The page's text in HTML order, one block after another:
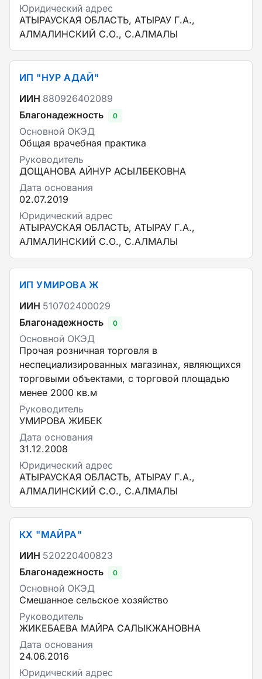
Юридический адрес
АТЫРАУСКАЯ ОБЛАСТЬ, АТЫРАУ Г.А.,
АЛМАЛИНСКИЙ С.О., С.АЛМАЛЫ
ИП "НУР АДАЙ"
ИИН 880926402089
Благонадежность
0
Основной ОКЭД
Общая врачебная практика
Руководитель
ДОЩАНОВА АЙНУР АСЫЛБЕКОВНА
Дата основания
02.07.2019
Юридический адрес
АТЫРАУСКАЯ ОБЛАСТЬ, АТЫРАУ Г.А.,
АЛМАЛИНСКИЙ С.О., С.АЛМАЛЫ
ИП УМИРОВА Ж
ИИН 510702400029
Благонадежность
0
Основной ОКЭД
Прочая розничная торговля в
неспециализированных магазинах, являющихся
торговыми объектами, с торговой площадью
менее 2000 кв.м
Руководитель
УМИРОВА ЖИБЕК
Дата основания
31.12.2008
Юридический адрес
АТЫРАУСКАЯ ОБЛАСТЬ, АТЫРАУ Г.А.,
АЛМАЛИНСКИЙ С.О., С.АЛМАЛЫ
КХ "МАЙРА"
ИИН 520220400823
Благонадежность
0
Основной ОКЭД
Смешанное сельское хозяйство
Руководитель
ЖИКЕБАЕВА МАЙРА САЛЫКЖАНОВНА
Дата основания
24.06.2016
Юридический адрес